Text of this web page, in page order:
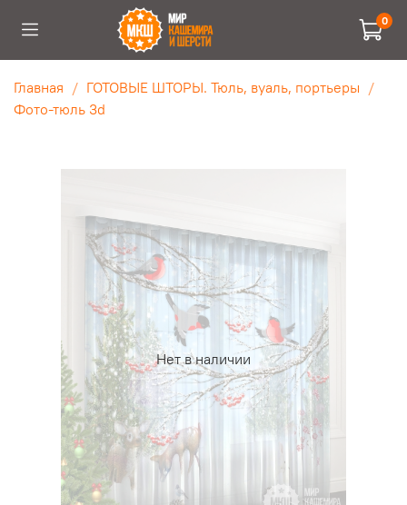
0
Главная
ГОТОВЫЕ ШТОРЫ. Тюль, вуаль, портьеры
Фото-тюль 3d
Нет в наличии